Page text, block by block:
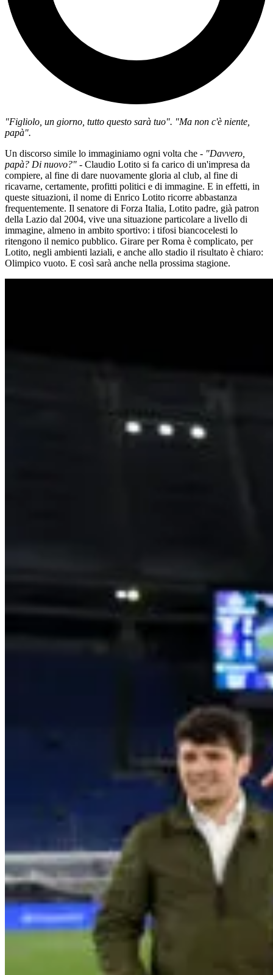
"Figliolo, un giorno, tutto questo sarà tuo". "Ma non c'è niente,
papà".
Un discorso simile lo immaginiamo ogni volta che - "Davvero,
papà? Di nuovo?" - Claudio Lotito si fa carico di un'impresa da
compiere, al fine di dare nuovamente gloria al club, al fine di
ricavarne, certamente, profitti politici e di immagine. E in effetti, in
queste situazioni, il nome di Enrico Lotito ricorre abbastanza
frequentemente. Il senatore di Forza Italia, Lotito padre, già patron
della Lazio dal 2004, vive una situazione particolare a livello di
immagine, almeno in ambito sportivo: i tifosi biancocelesti lo
ritengono il nemico pubblico. Girare per Roma è complicato, per
Lotito, negli ambienti laziali, e anche allo stadio il risultato è chiaro:
Olimpico vuoto. E così sarà anche nella prossima stagione.